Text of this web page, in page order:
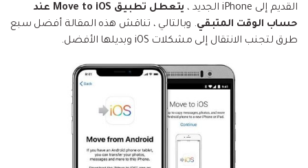
تعقب الموقع
الأجهزة.
حفاظ الحالة ، وقراءة الدردشات المحذوفة، واستخدام
اثنين من WhatsApp، والمزيد من أجلك.
القديم إلى iPhone الجديد ،
يتعطل تطبيق Move to iOS عند
حساب الوقت المتبقي. وبالتالي ، تناقش هذه المقالة أفضل سبع
طرق لتجنب الانتقال إلى مشكلات iOS وبديلها الأفضل.